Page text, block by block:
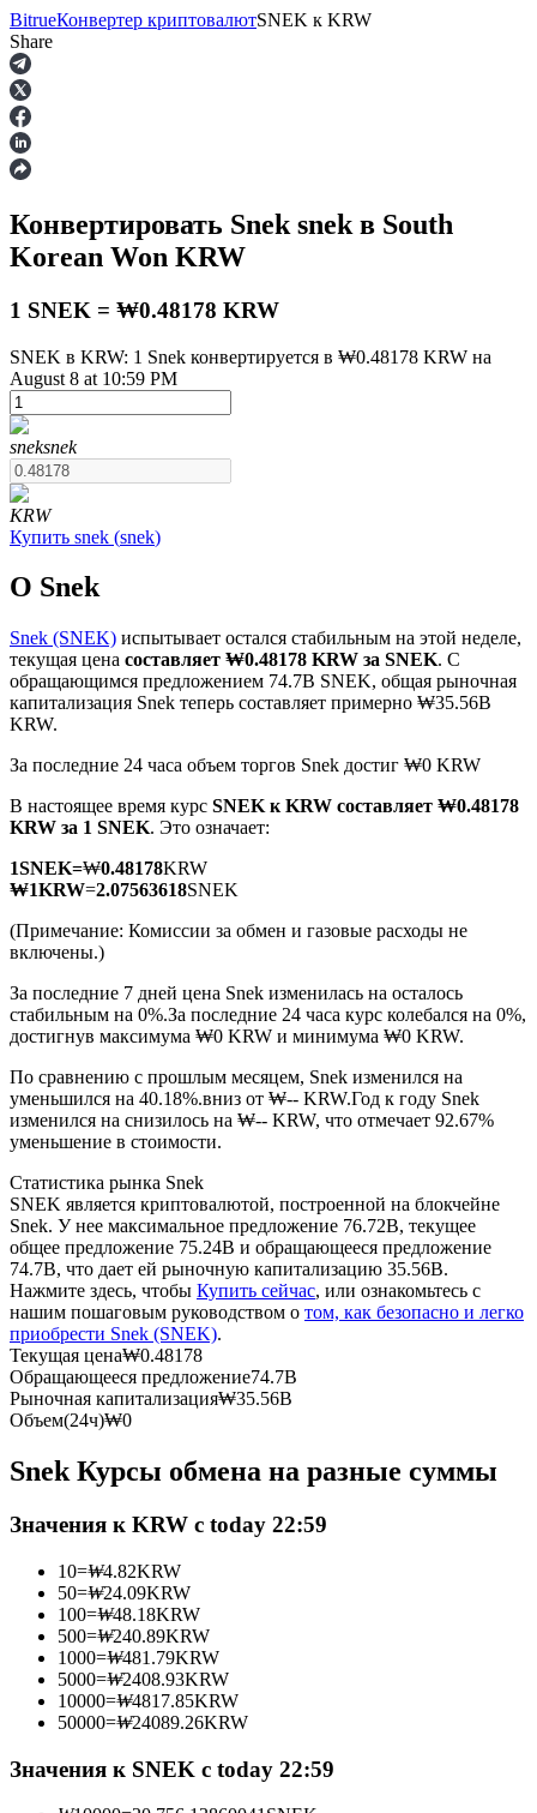
Фьючерсы
USDT-фьючерсы
обеспечения
Фьючерсы на COIN-M
TradFi
Деривативы на акции, форекс, драгоценные металлы и
сырьевые товары
USDC фьючерсы
обеспечения
Копирование торговли
Присоединяйтесь к лучшим трейдерам
Станьте копи-трейдером
Наслаждайтесь распределением прибыли и комиссиями
за копи-трейдинг
BitrueКонвертер криптовалютSNEK к KRW
Share
Конвертировать Snek snek в South
Korean Won KRW
1 SNEK = ₩0.48178 KRW
SNEK в KRW: 1 Snek конвертируется в ₩0.48178 KRW на
August 8 at 10:59 PM
sneksnek
KRW
Купить snek (snek)
О Snek
Snek (SNEK) испытывает остался стабильным на этой неделе,
текущая цена составляет ₩0.48178 KRW за SNEK. С
обращающимся предложением 74.7B SNEK, общая рыночная
капитализация Snek теперь составляет примерно ₩35.56B
KRW.
За последние 24 часа объем торгов Snek достиг ₩0 KRW
В настоящее время курс SNEK к KRW составляет ₩0.48178
KRW за 1 SNEK. Это означает:
1SNEK=₩0.48178KRW
₩1KRW=2.07563618SNEK
(Примечание: Комиссии за обмен и газовые расходы не
включены.)
За последние 7 дней цена Snek изменилась на осталось
стабильным на 0%.За последние 24 часа курс колебался на 0%,
достигнув максимума ₩0 KRW и минимума ₩0 KRW.
По сравнению с прошлым месяцем, Snek изменился на
уменьшился на 40.18%.вниз от ₩-- KRW.Год к году Snek
изменился на снизилось на ₩-- KRW, что отмечает 92.67%
уменьшение в стоимости.
Статистика рынка Snek
SNEK является криптовалютой, построенной на блокчейне
Snek. У нее максимальное предложение 76.72B, текущее
общее предложение 75.24B и обращающееся предложение
74.7B, что дает ей рыночную капитализацию 35.56B.
Нажмите здесь, чтобы Купить сейчас, или ознакомьтесь с
нашим пошаговым руководством о том, как безопасно и легко
приобрести Snek (SNEK).
Текущая цена₩0.48178
Обращающееся предложение74.7B
Рыночная капитализация₩35.56B
Объем(24ч)₩0
Snek Курсы обмена на разные суммы
Значения к KRW с today 22:59
10=₩4.82KRW
50=₩24.09KRW
100=₩48.18KRW
500=₩240.89KRW
1000=₩481.79KRW
5000=₩2408.93KRW
10000=₩4817.85KRW
50000=₩24089.26KRW
Значения к SNEK с today 22:59